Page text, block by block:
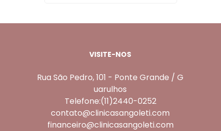
VISITE-NOS
Rua São Pedro, 101 - Ponte Grande / G
uarulhos
Telefone:(11)2440-0252
contato@clinicasangoleti.com
financeiro@clinicasangoleti.com